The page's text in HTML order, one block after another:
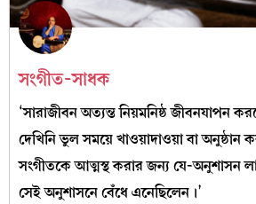
সংগীত-সাধক
‘সারাজীবন অত্যন্ত নিয়মনিষ্ঠ জীবনযাপন
দেখিনি ভুল সময়ে খাওয়াদাওয়া বা অনুষ্ঠান
সংগীতকে আত্মস্থ করার জন্য যে-অনুশাসন
সেই অনুশাসনে বেঁধে এনেছিলেন।’